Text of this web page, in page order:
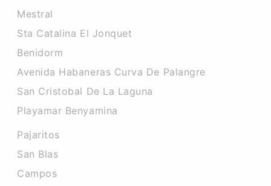
Mestral
Sta Catalina El Jonquet
Benidorm
Avenida Habaneras Curva De Palangre
San Cristobal De La Laguna
Playamar Benyamina
Pajaritos
San Blas
Campos